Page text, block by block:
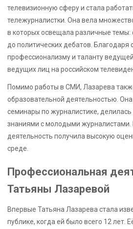
телевизионную сферу и стала
тележурналистки. Она вела
в которых освещала различные темы:
до политических дебатов. Благодаря
профессионализму и таланту
ведущих лиц на российском
Помимо работы в СМИ, Лазарева
образовательной деятельностью.
семинары по журналистике,
знаниями с молодыми журналистами.
деятельность получила высокую
среде.
Профессиональная
Татьяны Лазаревой
Впервые Татьяна Лазарева стала
публике, когда ей было всего 12 лет.